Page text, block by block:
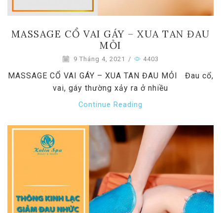
MASSAGE CỔ VAI GÁY – XUA TAN ĐAU
MỎI
9 Tháng 4, 2021 / 4403
MASSAGE CỔ VAI GÁY – XUA TAN ĐAU MỎI Đau cổ,
vai, gáy thường xảy ra ở nhiều
Continue Reading